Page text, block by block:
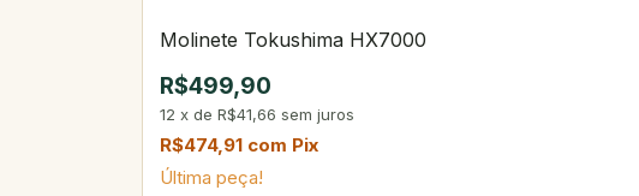
Molinete Tokushima HX7000
R$499,90
12 x de R$41,66 sem juros
R$474,91 com Pix
Última peça!